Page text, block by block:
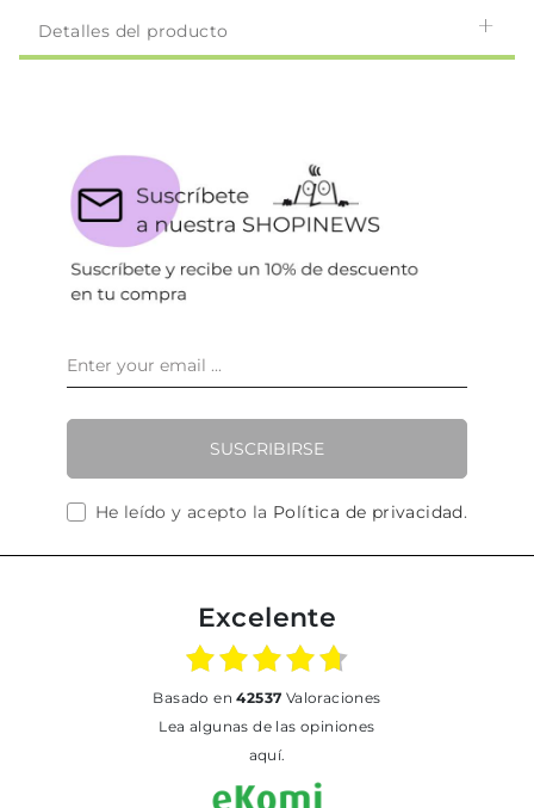
Detalles del producto
SUSCRIBIRSE
He leído y acepto la Política de privacidad.
Excelente
basado en42537 Valoraciones
Lea algunas de las opiniones
aquí.